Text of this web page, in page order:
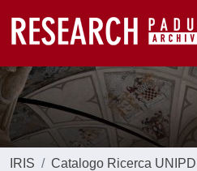
IRIS
Catalogo Ricerca UNIPD